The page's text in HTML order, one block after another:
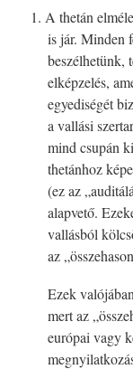
1. A thetán
is jár. Minden
beszélhetünk,
elképzelés,
egyediségét
a vallási
mind csupán
thetánhoz
(ez az
alapvető.
vallásból
az
Ezek
mert az
európai vagy